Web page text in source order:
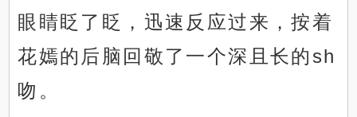
眼睛眨了眨，迅速反应过来，按着
花嫣的后脑回敬了一个深且长的sh
吻。